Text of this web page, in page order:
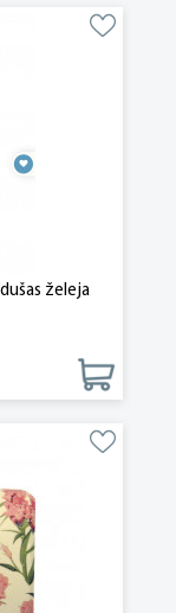
želeja